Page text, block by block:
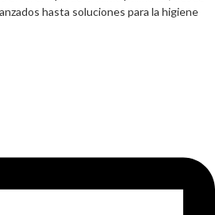
hasta soluciones para la higiene